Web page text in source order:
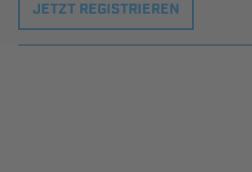
JETZT REGISTRIEREN